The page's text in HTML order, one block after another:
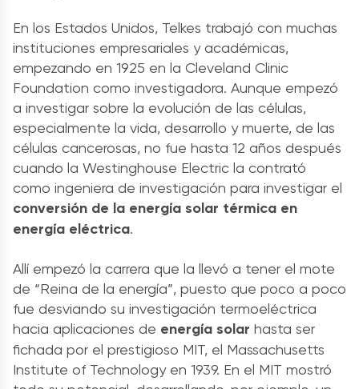
En los Estados Unidos, Telkes trabajó con muchas
instituciones empresariales y académicas,
empezando en 1925 en la Cleveland Clinic
Foundation como investigadora. Aunque empezó
a investigar sobre la evolución de las células,
especialmente la vida, desarrollo y muerte, de las
células cancerosas, no fue hasta 12 años después
cuando la Westinghouse Electric la contrató
como ingeniera de investigación para investigar el
conversión de la energía solar térmica en
energía eléctrica.
Allí empezó la carrera que la llevó a tener el mote
de “Reina de la energía”, puesto que poco a poco
fue desviando su investigación termoeléctrica
hacia aplicaciones de energía solar hasta ser
fichada por el prestigioso MIT, el Massachusetts
Institute of Technology en 1939. En el MIT mostró